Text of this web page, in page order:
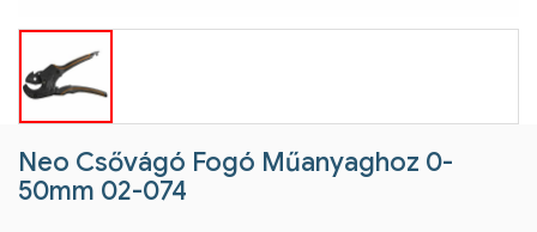
Neo Csővágó Fogó Műanyaghoz 0-
50mm 02-074